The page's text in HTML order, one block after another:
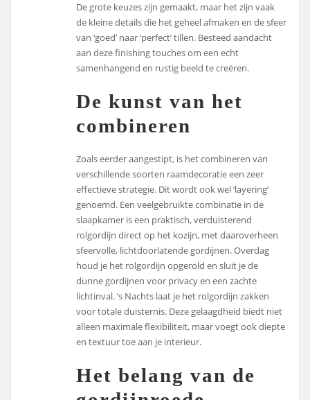
De grote keuzes zijn gemaakt, maar het zijn vaak
de kleine details die het geheel afmaken en de sfeer
van ‘goed’ naar ‘perfect’ tillen. Besteed aandacht
aan deze finishing touches om een echt
samenhangend en rustig beeld te creëren.
De kunst van het
combineren
Zoals eerder aangestipt, is het combineren van
verschillende soorten raamdecoratie een zeer
effectieve strategie. Dit wordt ook wel ‘layering’
genoemd. Een veelgebruikte combinatie in de
slaapkamer is een praktisch, verduisterend
rolgordijn direct op het kozijn, met daaroverheen
sfeervolle, lichtdoorlatende gordijnen. Overdag
houd je het rolgordijn opgerold en sluit je de
dunne gordijnen voor privacy en een zachte
lichtinval. ’s Nachts laat je het rolgordijn zakken
voor totale duisternis. Deze gelaagdheid biedt niet
alleen maximale flexibiliteit, maar voegt ook diepte
en textuur toe aan je interieur.
Het belang van de